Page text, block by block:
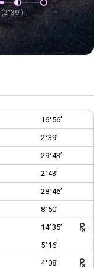
(2°39’)
16°56’
2°39’
29°43’
2°43’
28°46’
8°50’
14°35’
5°16’
4°08’